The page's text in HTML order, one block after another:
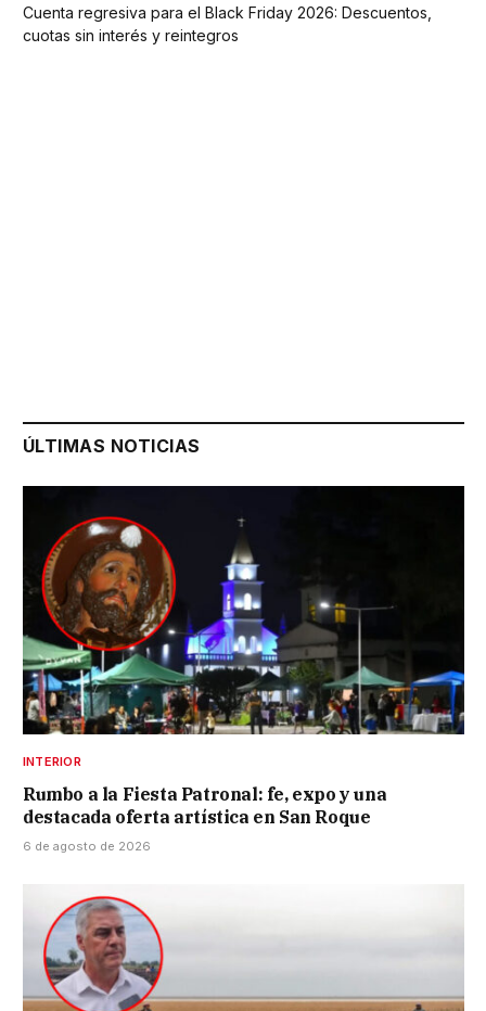
Cuenta regresiva para el Black Friday 2026: Descuentos,
cuotas sin interés y reintegros
ÚLTIMAS NOTICIAS
INTERIOR
Rumbo a la Fiesta Patronal: fe, expo y una
destacada oferta artística en San Roque
6 de agosto de 2026